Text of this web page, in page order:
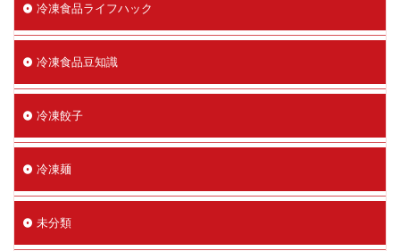
冷凍食品ライフハック
冷凍食品豆知識
冷凍餃子
冷凍麺
未分類